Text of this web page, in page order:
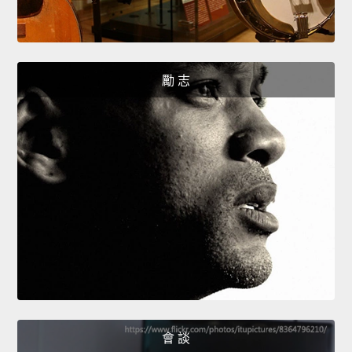
勵 志
會 談